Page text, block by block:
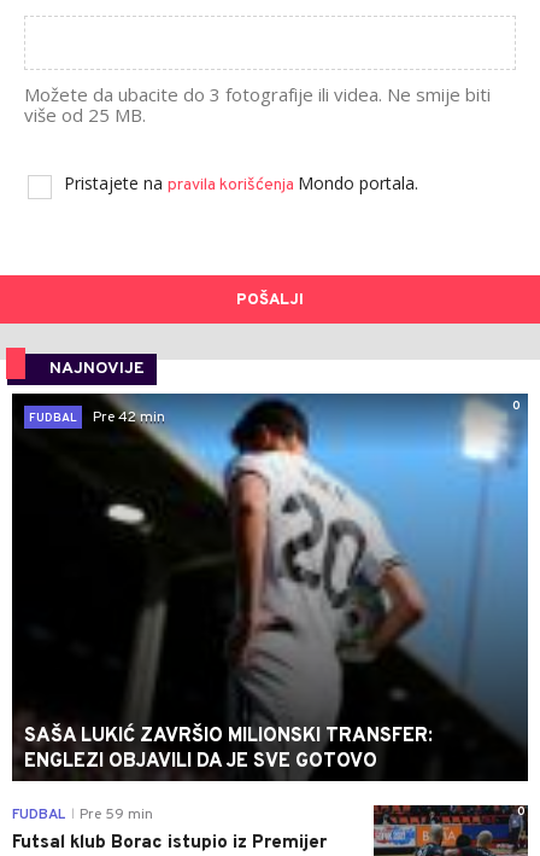
Možete da ubacite do 3 fotografije ili videa. Ne smije biti
više od 25 MB.
Pristajete na pravila korišćenja Mondo portala.
POŠALJI
NAJNOVIJE
0
FUDBAL
Pre 42 min
SAŠA LUKIĆ ZAVRŠIO MILIONSKI TRANSFER:
ENGLEZI OBJAVILI DA JE SVE GOTOVO
0
FUDBAL Pre 59 min
Futsal klub Borac istupio iz Premijer